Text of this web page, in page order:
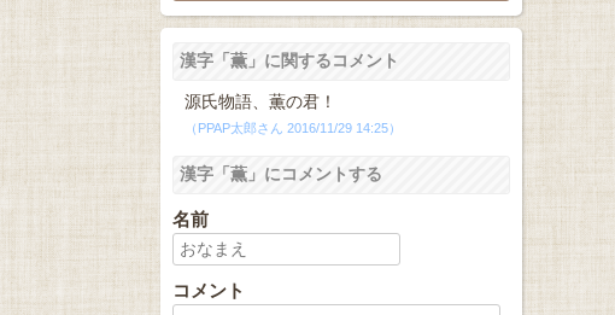
漢字「薫」に関するコメント
源氏物語、薫の君！
（PPAP太郎さん 2016/11/29 14:25）
漢字「薫」にコメントする
名前
コメント